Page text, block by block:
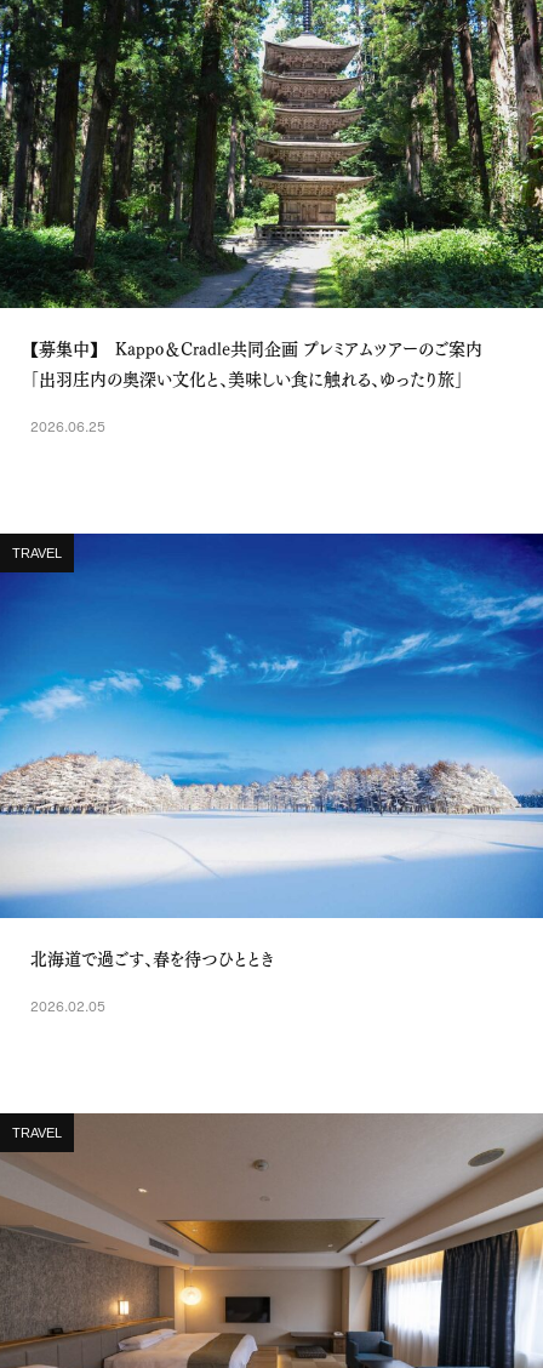
【募集中】 Kappo＆Cradle共同企画 プレミアムツアーのご案内
「出羽庄内の奥深い文化と、美味しい食に触れる、ゆったり旅」
2026.06.25
TRAVEL
北海道で過ごす、春を待つひととき
2026.02.05
TRAVEL